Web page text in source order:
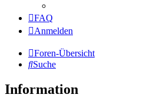
FAQ
Anmelden
Foren-Übersicht
Suche
Information